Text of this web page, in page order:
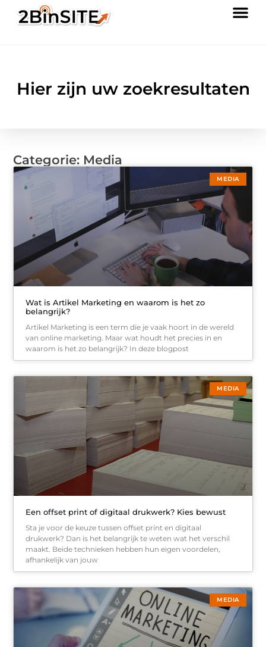
Hier zijn uw zoekresultaten
Categorie: Media
MEDIA
Wat is Artikel Marketing en waarom is het zo
belangrijk?
Artikel Marketing is een term die je vaak hoort in de wereld
van online marketing. Maar wat houdt het precies in en
waarom is het zo belangrijk? In deze blogpost
MEDIA
Een offset print of digitaal drukwerk? Kies bewust
Sta je voor de keuze tussen offset print en digitaal
drukwerk? Dan is het belangrijk te weten wat het verschil
maakt. Beide technieken hebben hun eigen voordelen,
afhankelijk van jouw
MEDIA